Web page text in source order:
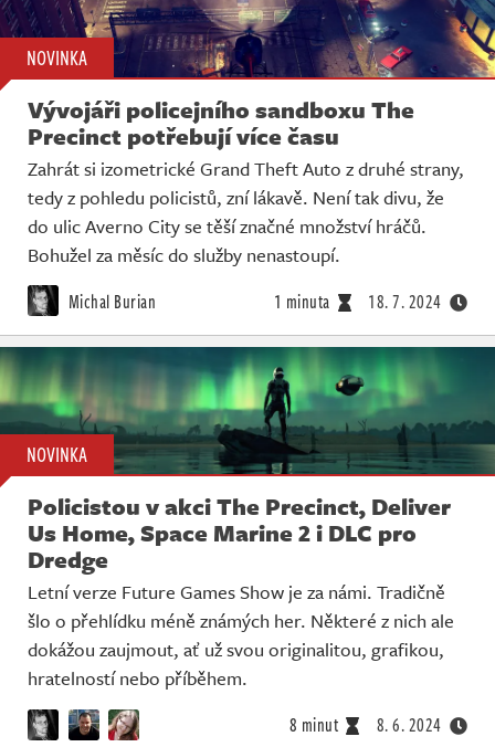
NOVINKA
Vývojáři policejního sandboxu The
Precinct potřebují více času
Zahrát si izometrické Grand Theft Auto z druhé strany,
tedy z pohledu policistů, zní lákavě. Není tak divu, že
do ulic Averno City se těší značné množství hráčů.
Bohužel za měsíc do služby nenastoupí.
Michal Burian 1 minuta 18. 7. 2024
NOVINKA
Policistou v akci The Precinct, Deliver
Us Home, Space Marine 2 i DLC pro
Dredge
Letní verze Future Games Show je za námi. Tradičně
šlo o přehlídku méně známých her. Některé z nich ale
dokážou zaujmout, ať už svou originalitou, grafikou,
hratelností nebo příběhem.
8 minut 8. 6. 2024